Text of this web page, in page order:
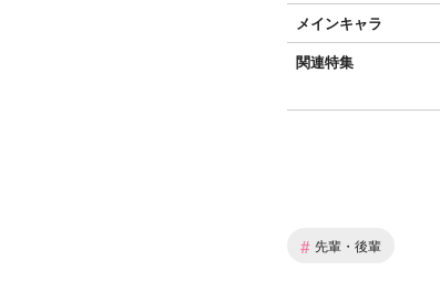
メインキャラ
関連特集
# 先輩・後輩